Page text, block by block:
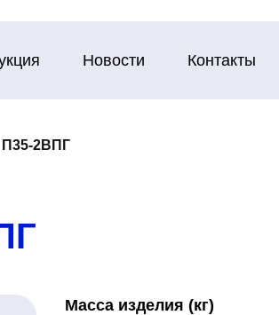
Новости Контакты
П35-2ВПГ
Масса изделия (кг)